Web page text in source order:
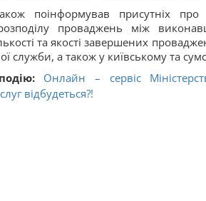
поінформував присутніх про
проваджень між
та якості завершених
служби, а також у київському та
Онлайн – сервіс
відбудеться?!